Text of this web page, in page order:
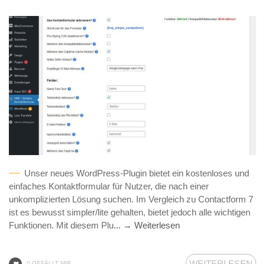
Unser neues WordPress-Plugin bietet ein kostenloses und
einfaches Kontaktformular für Nutzer, die nach einer
unkomplizierten Lösung suchen. Im Vergleich zu Contactform 7
ist es bewusst simpler/lite gehalten, bietet jedoch alle wichtigen
Funktionen. Mit diesem Plu... → Weiterlesen